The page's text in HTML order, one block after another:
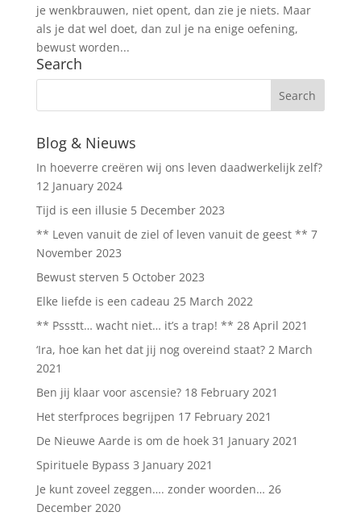
je wenkbrauwen, niet opent, dan zie je niets. Maar
als je dat wel doet, dan zul je na enige oefening,
bewust worden...
Search
Blog & Nieuws
In hoeverre creëren wij ons leven daadwerkelijk zelf?
12 January 2024
Tijd is een illusie 5 December 2023
** Leven vanuit de ziel of leven vanuit de geest ** 7
November 2023
Bewust sterven 5 October 2023
Elke liefde is een cadeau 25 March 2022
** Pssstt… wacht niet… it’s a trap! ** 28 April 2021
‘Ira, hoe kan het dat jij nog overeind staat? 2 March
2021
Ben jij klaar voor ascensie? 18 February 2021
Het sterfproces begrijpen 17 February 2021
De Nieuwe Aarde is om de hoek 31 January 2021
Spirituele Bypass 3 January 2021
Je kunt zoveel zeggen…. zonder woorden… 26
December 2020